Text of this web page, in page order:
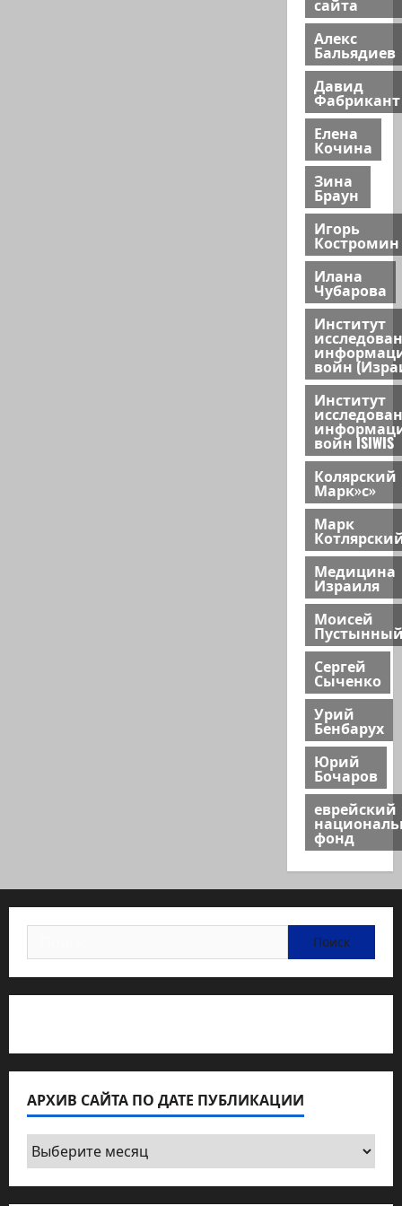
Алекс
Бальядиев
Давид
Фабрикант
Елена
Кочина
Зина
Браун
Игорь
Костромин
Илана
Чубарова
Институт
войн
Институт
войн ISIWIS
Колярский
Марк»с»
Марк
Медицина
Израиля
Моисей
Сергей
Сыченко
Урий
Бенбарух
Юрий
Бочаров
еврейский
фонд
АРХИВ САЙТА ПО ДАТЕ ПУБЛИКАЦИИ
Архив
сайта
по